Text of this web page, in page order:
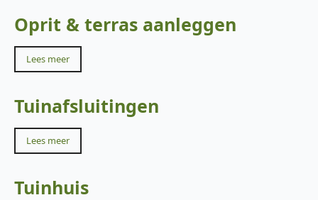
Oprit & terras aanleggen
Lees meer
Tuinafsluitingen
Lees meer
Tuinhuis